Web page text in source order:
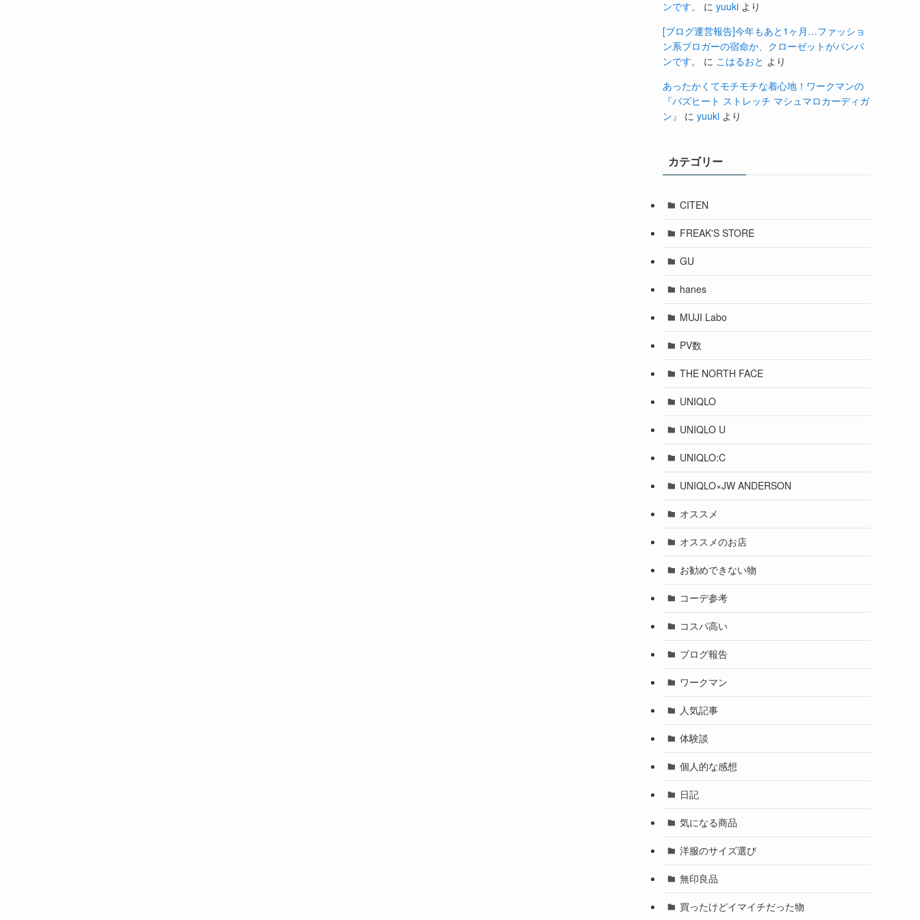
ンです。 に yuuki より
[ブログ運営報告]今年もあと1ヶ月…ファッショ
ン系ブロガーの宿命か、クローゼットがパンパ
ンです。
に こはるおと より
あったかくてモチモチな着心地！ワークマンの
『バズヒート ストレッチ マシュマロカーディガ
ン』
に yuuki より
カテゴリー
CITEN
FREAK'S STORE
GU
hanes
MUJI Labo
PV数
THE NORTH FACE
UNIQLO
UNIQLO U
UNIQLO:C
UNIQLO×JW ANDERSON
オススメ
オススメのお店
お勧めできない物
コーデ参考
コスパ高い
ブログ報告
ワークマン
人気記事
体験談
個人的な感想
日記
気になる商品
洋服のサイズ選び
無印良品
買ったけどイマイチだった物